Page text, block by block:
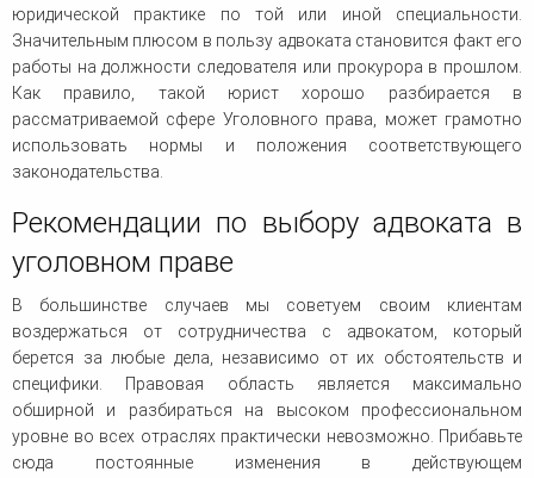
юридической практике по той или иной специальности.
Значительным плюсом в пользу адвоката становится факт его
работы на должности следователя или прокурора в прошлом.
Как правило, такой юрист хорошо разбирается в
рассматриваемой сфере Уголовного права, может грамотно
использовать нормы и положения соответствующего
законодательства.
Рекомендации по выбору адвоката в
уголовном праве
В большинстве случаев мы советуем своим клиентам
воздержаться от сотрудничества с адвокатом, который
берется за любые дела, независимо от их обстоятельств и
специфики. Правовая область является максимально
обширной и разбираться на высоком профессиональном
уровне во всех отраслях практически невозможно. Прибавьте
сюда постоянные изменения в действующем